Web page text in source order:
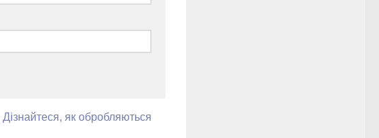
Дізнайтеся, як обробляються